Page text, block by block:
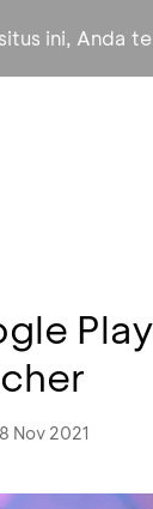
ini, Anda
Nov 2021